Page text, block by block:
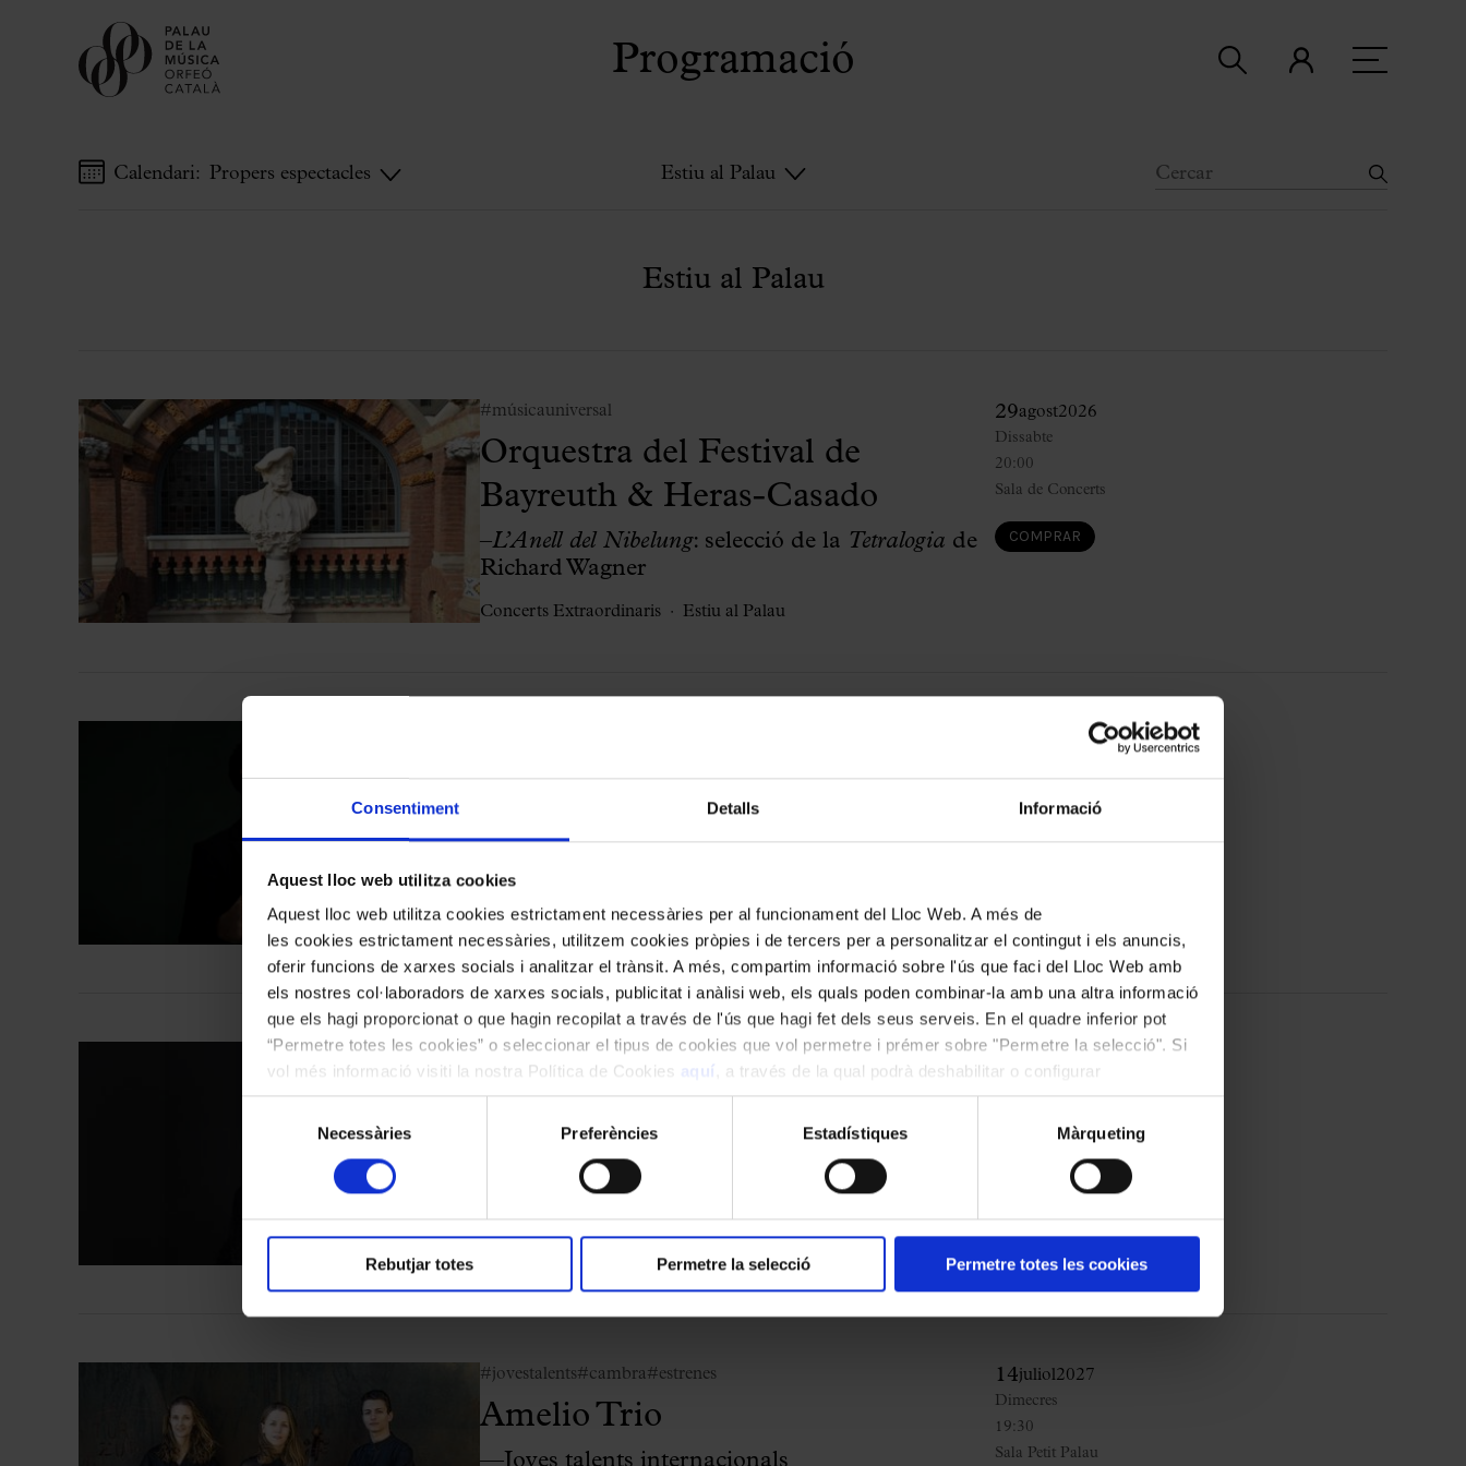
Consentiment Detalls Informació
Aquest lloc web utilitza cookies
Aquest lloc web utilitza cookies estrictament necessàries per al funcionament del Lloc Web. A més de
les cookies estrictament necessàries, utilitzem cookies pròpies i de tercers per a personalitzar el contingut i els anuncis,
oferir funcions de xarxes socials i analitzar el trànsit. A més, compartim informació sobre l'ús que faci del Lloc Web amb
els nostres col·laboradors de xarxes socials, publicitat i anàlisi web, els quals poden combinar-la amb una altra informació
que els hagi proporcionat o que hagin recopilat a través de l'ús que hagi fet dels seus serveis. En el quadre inferior pot
“Permetre totes les cookies” o seleccionar el tipus de cookies que vol permetre i prémer sobre "Permetre la selecció". Si
vol més informació visiti la nostra Política de Cookies aquí
, a través de la qual podrà deshabilitar o configurar
les cookies en qualsevol moment.
consentiment
Necessàries Preferències Estadístiques Màrqueting
Rebutjar totes Permetre la selecció Permetre totes les cookies
Temporada 2026-2027
Totes les temporades
Descomptes i promocions
Programes de mà
Condicions i normativa
Programació
Calendari: Propers espectacles Estiu al Palau
Estiu al Palau
#músicauniversal
Orquestra del Festival de
Bayreuth & Heras-Casado
–L’Anell del Nibelung: selecció de la Tetralogia de
Richard Wagner
Concerts Extraordinaris Estiu al Palau
29agost2026
20:00
Dissabte
Sala de Concerts
COMPRAR
Petar Pejčić
—Joves talents internacionals
2027
Sala Petit Palau
#jovestalents#estrenes
Elionor Martínez
—Joves talents internacionals
ECHO Rising Stars
6 juliol2027
Dimarts
Sala Petit Palau
COMPRAR
#jovestalents#cambra#estrenes
Amelio Trio
14juliol 2027
19:30
Dimecres
Sala Petit Palau